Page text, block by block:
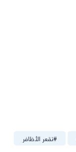
#تقعر الأظافر